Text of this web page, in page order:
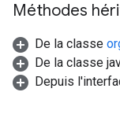
Méthodes
De la classe
De la classe
Depuis